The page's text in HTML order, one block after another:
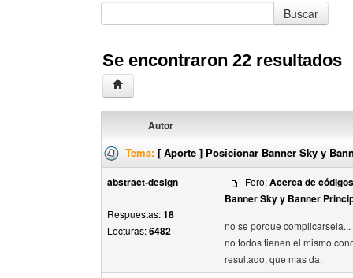
Búsqueda en el Foro
Buscar
Se encontraron 22 resultados
Autor
Tema: [ Aporte ] Posicionar Banner Sky y
abstract-design
Respuestas:18
Lecturas:6482
Foro:Acerca de
Banner Sky y Banner
no se porque complicarsela...
no todos tienen el mismo
resultado, que mas da.